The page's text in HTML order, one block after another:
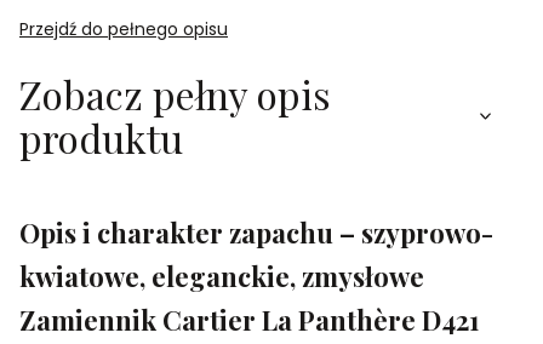
Przejdź do pełnego opisu
Zobacz pełny opis
produktu
Opis i charakter zapachu – szyprowo-
kwiatowe, eleganckie, zmysłowe
Zamiennik Cartier La Panthère D421